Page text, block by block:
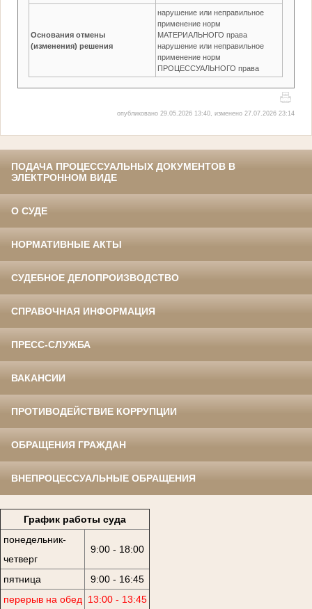
Основания отмены
(изменения) решения
нарушение или неправильное
применение норм
МАТЕРИАЛЬНОГО права
нарушение или неправильное
применение норм
ПРОЦЕССУАЛЬНОГО права
опубликовано 29.05.2026 13:40, изменено 27.07.2026 23:14
ПОДАЧА ПРОЦЕССУАЛЬНЫХ ДОКУМЕНТОВ В
ЭЛЕКТРОННОМ ВИДЕ
О СУДЕ
НОРМАТИВНЫЕ АКТЫ
СУДЕБНОЕ ДЕЛОПРОИЗВОДСТВО
СПРАВОЧНАЯ ИНФОРМАЦИЯ
ПРЕСС-СЛУЖБА
ВАКАНСИИ
ПРОТИВОДЕЙСТВИЕ КОРРУПЦИИ
ОБРАЩЕНИЯ ГРАЖДАН
ВНЕПРОЦЕССУАЛЬНЫЕ ОБРАЩЕНИЯ
График работы суда
понедельник-
четверг
9:00 - 18:00
пятница
9:00 - 16:45
перерыв на обед
13:00 - 13:45